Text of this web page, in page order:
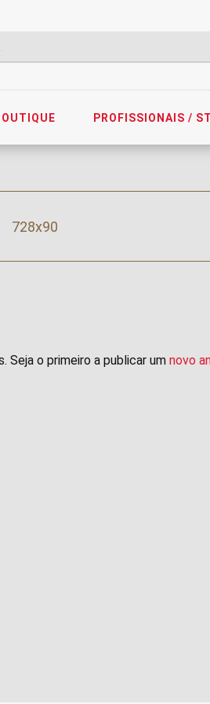
PROFISSIONAIS /
728x90
Seja o primeiro a publicar um novo